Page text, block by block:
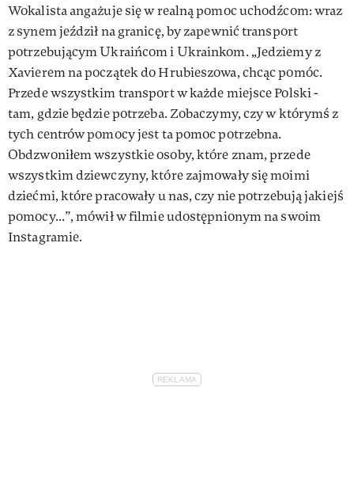
Wokalista angażuje się w realną pomoc uchodźcom: wraz
z synem jeździł na granicę, by zapewnić transport
potrzebującym Ukraińcom i Ukrainkom. „Jedziemy z
Xavierem na początek do Hrubieszowa, chcąc pomóc.
Przede wszystkim transport w każde miejsce Polski -
tam, gdzie będzie potrzeba. Zobaczymy, czy w którymś z
tych centrów pomocy jest ta pomoc potrzebna.
Obdzwoniłem wszystkie osoby, które znam, przede
wszystkim dziewczyny, które zajmowały się moimi
dziećmi, które pracowały u nas, czy nie potrzebują jakiejś
pomocy...”, mówił w filmie udostępnionym na swoim
Instagramie.